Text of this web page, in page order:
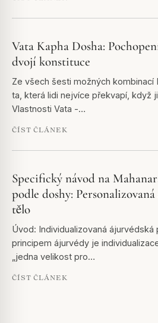
Vata Kapha Dosha:
dvojí konstituce
Ze všech šesti možných kombinací
ta, která lidi nejvíce překvapí, když
Vlastnosti Vata -…
ČÍST ČLÁNEK
Specifický návod na
podle doshy:
tělo
Úvod: Individualizovaná ájurvédská
principem ájurvédy je
„jedna velikost pro…
ČÍST ČLÁNEK